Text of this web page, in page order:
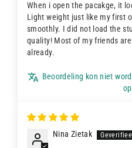
When i open the pacakge, it
Light weight just like my first
smoothly. I did not load the
quality! Most of my friends
already.
Beoordeling kon niet
Nina Zietak